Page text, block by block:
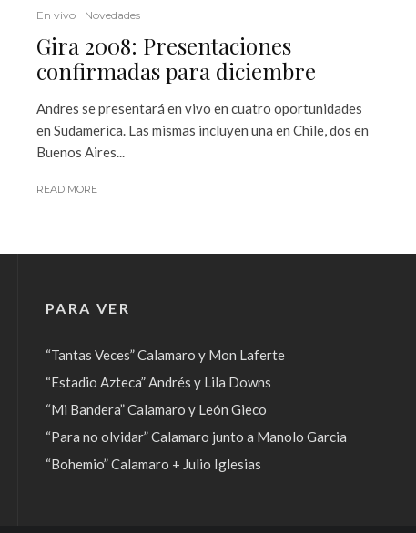
En vivo Novedades
Gira 2008: Presentaciones
confirmadas para diciembre
Andres se presentará en vivo en cuatro oportunidades
en Sudamerica. Las mismas incluyen una en Chile, dos en
Buenos Aires...
READ MORE
PARA VER
“Tantas Veces” Calamaro y Mon Laferte
“Estadio Azteca” Andrés y Lila Downs
“Mi Bandera” Calamaro y León Gieco
“Para no olvidar” Calamaro junto a Manolo Garcia
“Bohemio” Calamaro + Julio Iglesias